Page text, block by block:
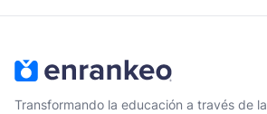
Transformando la educación a través de la